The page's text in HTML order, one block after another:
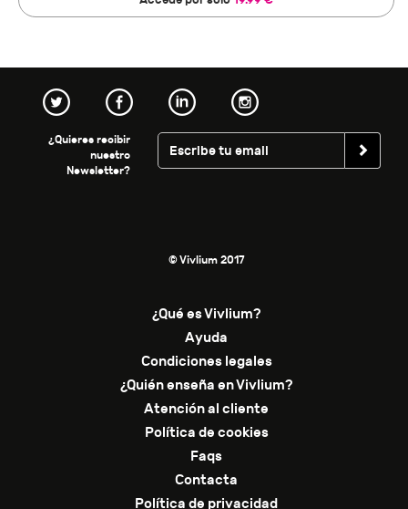
¿Quieres recibir
nuestro
Newsletter?
© Vivlium 2017
¿Qué es Vivlium?
Ayuda
Condiciones legales
¿Quién enseña en Vivlium?
Atención al cliente
Política de cookies
Faqs
Contacta
Política de privacidad